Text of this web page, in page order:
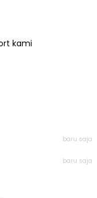
kami
baru saja
baru saja